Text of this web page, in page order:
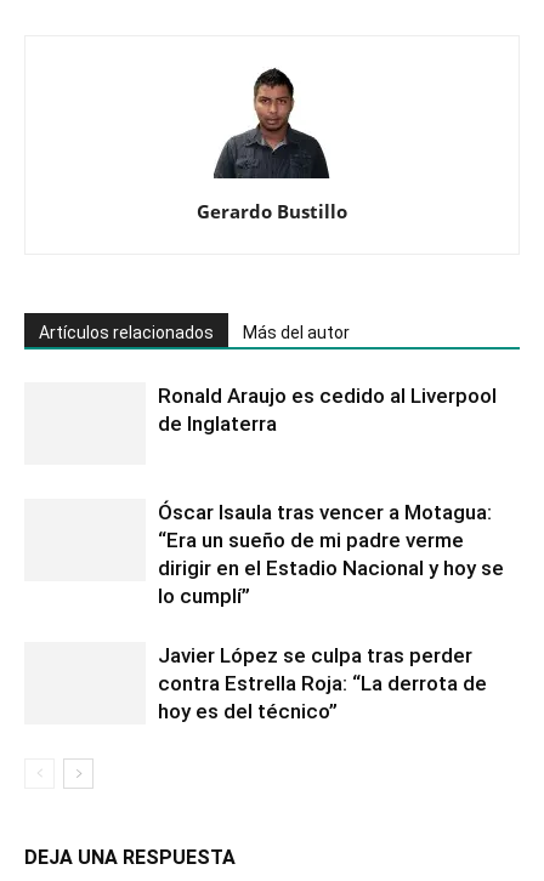
Gerardo Bustillo
Artículos relacionados Más del autor
Ronald Araujo es cedido al Liverpool
de Inglaterra
Óscar Isaula tras vencer a Motagua:
“Era un sueño de mi padre verme
dirigir en el Estadio Nacional y hoy se
lo cumplí”
Javier López se culpa tras perder
contra Estrella Roja: “La derrota de
hoy es del técnico”
DEJA UNA RESPUESTA